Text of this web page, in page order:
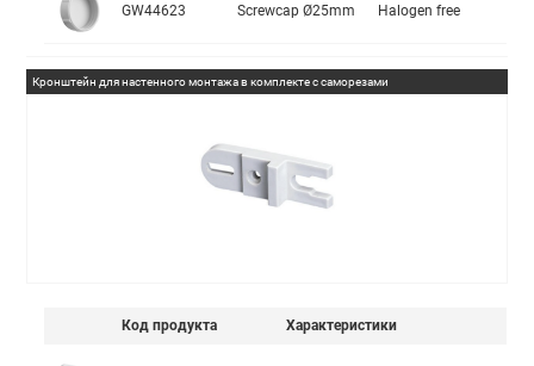
GW44623 Screwcap Ø25mm Halogen free
Кронштейн для настенного монтажа в комплекте с саморезами
Код продукта Характеристики